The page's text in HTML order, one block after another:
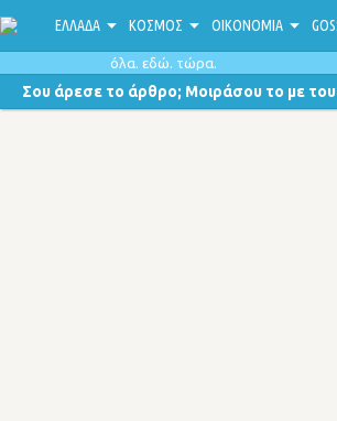
ΕΛΛΑΔΑ ΚΟΣΜΟΣ ΟΙΚΟΝΟΜΙΑ
όλα. εδώ. τώρα.
Σου άρεσε το άρθρο; Μοιράσου το με